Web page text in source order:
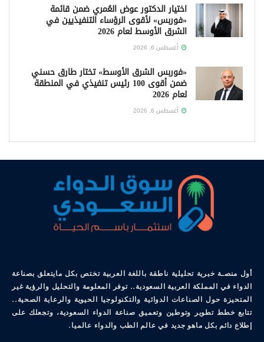
اختيار الدكتور عوض العُمري ضمن قائمة
«فوربس» لأقوى الرؤساء التنفيذيين في
الشرق الأوسط لعام 2026
أغسطس 6, 2026
«فوربس الشرق الأوسط» تختار طارق حسني
ضمن أقوى 100 رئيس تنفيذي في المنطقة
لعام 2026
أغسطس 6, 2026
أول منصـة خبرية تحليلية ناطقة باللغة العربية تختص بكل مايتعلق بصناعة
الدواء في المملكة العربية السعودية.. توفر المعلومة والتحليل والرؤية غير
المتحيزة حول الصناعات الدوائية والتكنولوجيا الحيوية والرعاية الصحية..
تتابع خطط تطوير وتوطين وتعميق صناعة الدواء السعودية، وتجعلك على
إطلاع دائم بكل ماهو جديد في عالم الطب والدواء عالميا.